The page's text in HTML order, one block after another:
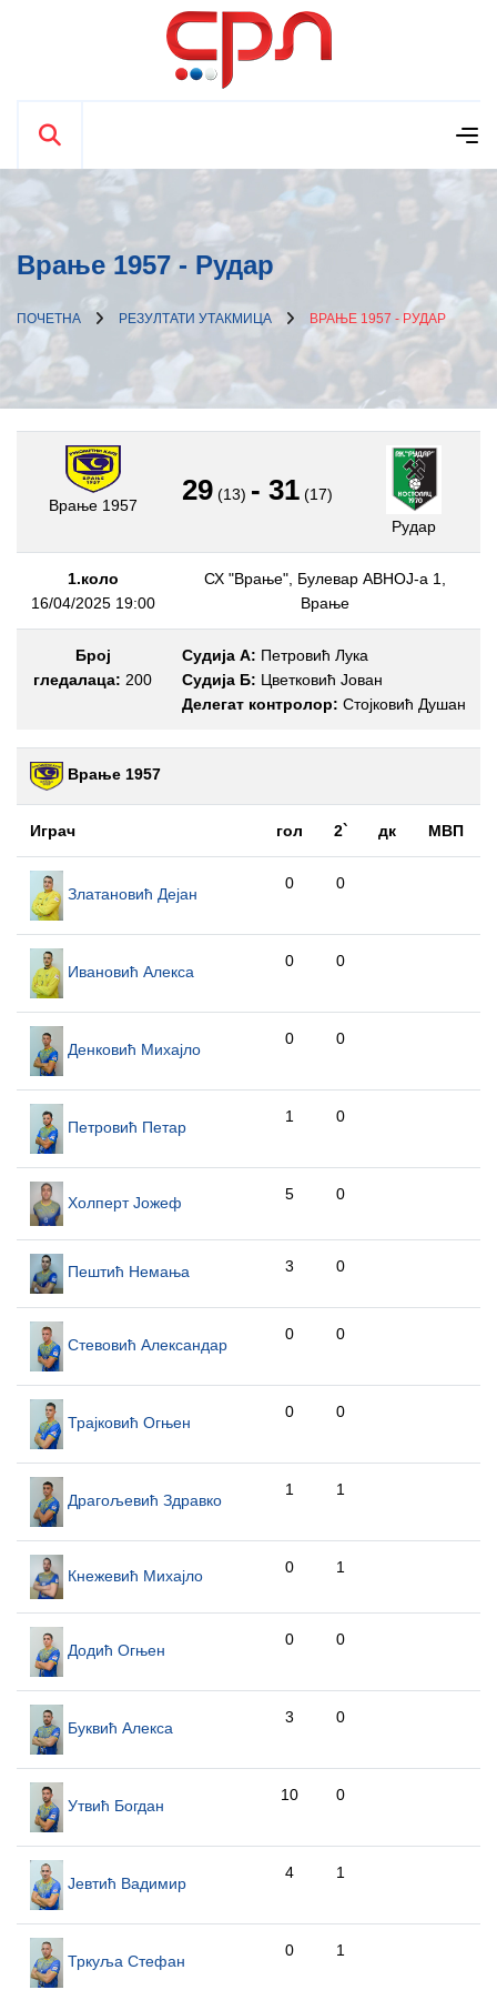
Врање 1957 - Рудар
ПОЧЕТНА РЕЗУЛТАТИ УТАКМИЦА ВРАЊЕ 1957 - РУДАР
Врање 1957 29 (13) - 31 (17)
Рудар
1.коло
16/04/2025 19:00
СХ "Врање", Булевар АВНОЈ-а 1,
Врање
Број
гледалаца: 200
Судија А: Петровић Лука
Судија Б: Цветковић Јован
Делегат контролор: Стојковић Душан
Врање 1957
Играч гол 2` дк МВП
Златановић Дејан
0 0
Ивановић Алекса
0 0
Денковић Михајло
0 0
Петровић Петар
1 0
Холперт Јожеф 5 0
Пештић Немања 3 0
Стевовић Александар
0 0
Трајковић Огњен
0 0
Драгољевић Здравко
1 1
Кнежевић Михајло 0 1
Додић Огњен
0 0
Буквић Алекса
3 0
Утвић Богдан
10 0
Јевтић Вадимир
4 1
Тркуља Стефан
0 1